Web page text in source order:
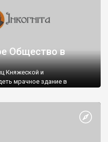
Общество в
Княжеской и
мрачное здание в